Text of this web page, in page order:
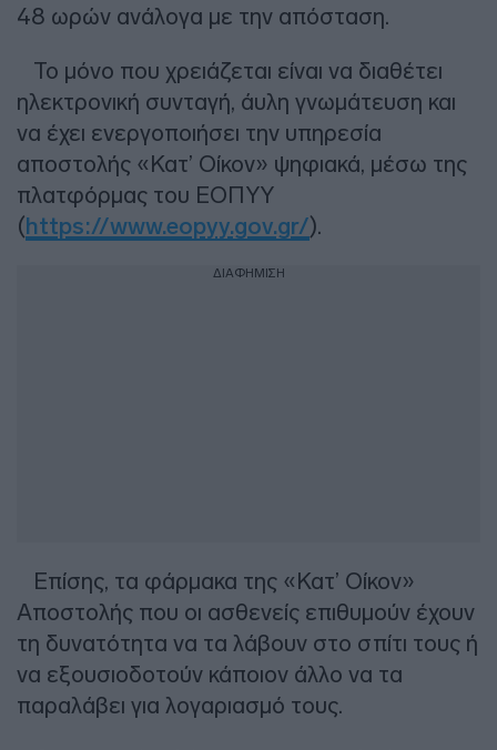
48 ωρών ανάλογα με την απόσταση.
Το μόνο που χρειάζεται είναι να διαθέτει
ηλεκτρονική συνταγή, άυλη γνωμάτευση και
να έχει ενεργοποιήσει την υπηρεσία
αποστολής «Κατ’ Οίκον» ψηφιακά, μέσω της
πλατφόρμας του ΕΟΠΥΥ
(https://www.eopyy.gov.gr/).
ΔΙΑΦΗΜΙΣΗ
Επίσης, τα φάρμακα της «Κατ’ Οίκον»
Αποστολής που οι ασθενείς επιθυμούν έχουν
τη δυνατότητα να τα λάβουν στο σπίτι τους ή
να εξουσιοδοτούν κάποιον άλλο να τα
παραλάβει για λογαριασμό τους.